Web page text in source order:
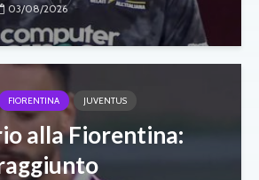
03/08/2026
FIORENTINA JUVENTUS
alla Fiorentina: